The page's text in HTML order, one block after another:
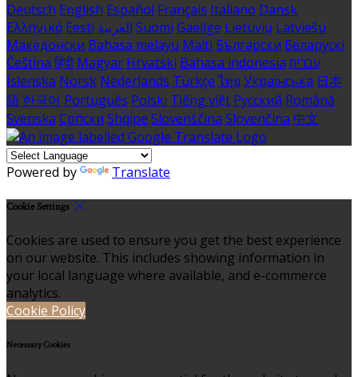
Deutsch English Español Français Italiano Dansk
Ελληνικά Eesti العربية Suomi Gaeilge Lietuvių Latviešu
Македонски Bahasa melayu Malti Български Беларускі
Čeština हिंदी Magyar Hrvatski Bahasa indonesia עברית
Íslenska Norsk Nederlands Türkçe ไทย Українська 日本
語 한국어 Português Polski Tiếng việt Русский Română
Svenska Српски Shqipe Slovenščina Slovenčina 中文
Powered by Translate
Cookie Settings
Cookies are used to ensure you get the best experience
on our website. This includes showing information in
your local language where available, and e-commerce
analytics.
Cookie Policy
Necessary Cookies